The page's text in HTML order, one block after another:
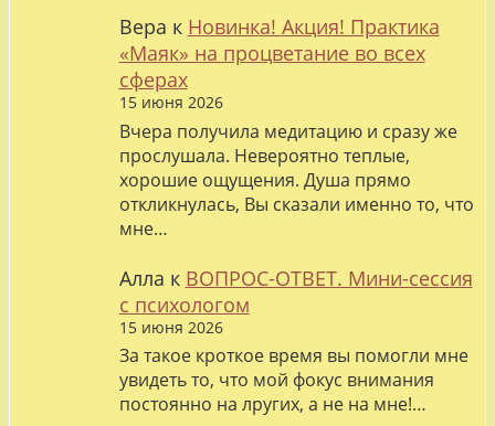
Вера к Новинка! Акция! Практика
«Маяк» на процветание во всех
сферах
15 июня 2026
Вчера получила медитацию и сразу же
прослушала. Невероятно теплые,
хорошие ощущения. Душа прямо
откликнулась, Вы сказали именно то, что
мне…
Алла к ВОПРОС-ОТВЕТ. Мини-сессия
с психологом
15 июня 2026
За такое кроткое время вы помогли мне
увидеть то, что мой фокус внимания
постоянно на лругих, а не на мне!…